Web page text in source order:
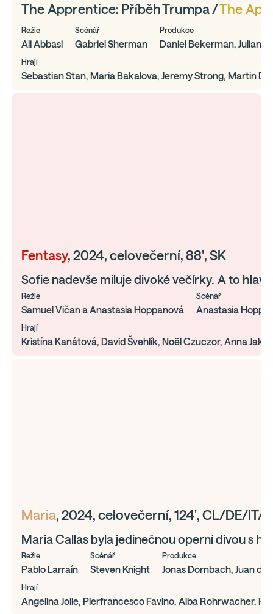
The Apprentice: Příběh Trumpa /The
Režie
Ali Abbasi
Scénář
Gabriel Sherman
Produkce
Daniel Bekerman,
Hrají
Sebastian Stan, Maria Bakalova, Jeremy Strong, Martin
Fentasy, 2024, celovečerní, 88', SK
Sofie nadevše miluje divoké večírky. A to
Režie
Samuel Vičan a Anastasia Hoppanová
Scénář
Anastasia
Hrají
Kristína Kanátová, David Švehlík, Noël Czuczor, Anna
Maria, 2024, celovečerní, 124', CL/DE/IT/
Maria Callas byla jedinečnou operní divou s
Režie
Pablo Larraín
Scénář
Steven Knight
Produkce
Jonas Dornbach, Juan de
Hrají
Angelina Jolie, Pierfrancesco Favino, Alba Rohrwacher,